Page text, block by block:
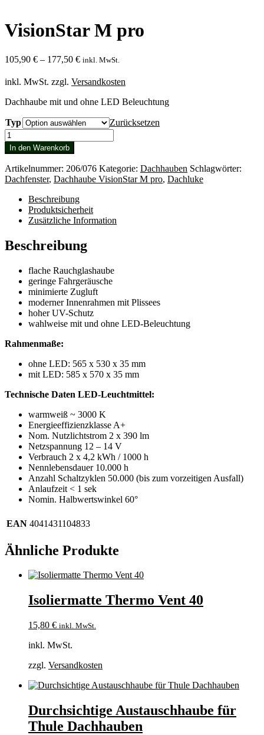
VisionStar M pro
105,90 € – 177,50 € inkl. MwSt.
inkl. MwSt. zzgl. Versandkosten
Dachhaube mit und ohne LED Beleuchtung
Typ
Zurücksetzen
VisionStar
M
pro
Menge
In den Warenkorb
Artikelnummer: 206/076 Kategorie: Dachhauben Schlagwörter:
Dachfenster, Dachhaube VisionStar M pro, Dachluke
Beschreibung
Produktsicherheit
Zusätzliche Information
Beschreibung
flache Rauchglashaube
geringe Fahrgeräusche
minimierte Zugluft
moderner Innenrahmen mit Plissees
hoher UV-Schutz
wahlweise mit und ohne LED-Beleuchtung
Rahmenmaße:
ohne LED: 565 x 530 x 35 mm
mit LED: 585 x 570 x 35 mm
Technische Daten LED-Leuchtmittel:
warmweiß ~ 3000 K
Energieeffizienzklasse A+
Nom. Nutzlichtstrom 2 x 390 lm
Netzspannung 12 – 14 V
Verbrauch 2 x 4,2 kWh / 1000 h
Nennlebensdauer 10.000 h
Anzahl Schaltzyklen 50.000 (bis zum vorzeitigen Ausfall)
Anlaufzeit < 1 sek
Nomin. Halbwertswinkel 60°
EAN 4041431104833
Ähnliche Produkte
Isoliermatte Thermo Vent 40
15,80 € inkl. MwSt.
inkl. MwSt.
zzgl. Versandkosten
Durchsichtige Austauschhaube für
Thule Dachhauben